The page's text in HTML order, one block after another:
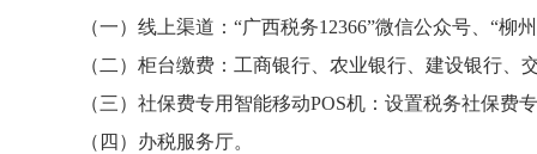
（一）线上渠道：“广西税务12366”微信公众号、“柳
（二）柜台缴费：工商银行、农业银行、建设银行
（三）社保费专用智能移动POS机：设置税务社保费
（四）办税服务厅。